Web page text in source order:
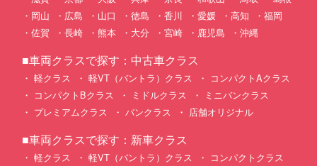
岡山
広島 山口 徳島 香川 愛媛 高知
福岡
佐賀
長崎 熊本 大分 宮崎 鹿児島 沖縄
■車両クラスで探す：中古車クラス
軽クラス 軽VT（バントラ）クラス
コンパクトAクラス
コンパクトBクラス
ミドルクラス
ミニバンクラス
プレミアムクラス
バンクラス 店舗オリジナル
■車両クラスで探す：新車クラス
軽クラス 軽VT（バントラ）クラス
コンパクトクラス